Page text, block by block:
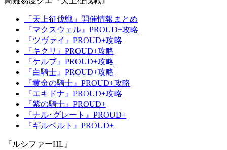
「天上征伐戦」開催情報まとめ
『マクスウェル』PROUD+攻略
『ツヴァイ』PROUD+攻略
『キクリ』PROUD+攻略
『ケルブ』PROUD+攻略
『白騎士』PROUD+攻略
『黄金の騎士』PROUD+攻略
『エキドナ』PROUD+攻略
『紫の騎士』PROUD+
『ナル･グレート』PROUD+
『ギルベルト』PROUD+
『ルシファーHL』